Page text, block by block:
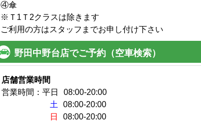
④傘
※Ｔ1Ｔ2クラスは除きます
ご利用の方はスタッフまでお申し付け下さい
野田中野台店でご予約（空車検索）
店舗営業時間
営業時間： 平日 08:00-20:00
土
08:00-20:00
日
08:00-20:00